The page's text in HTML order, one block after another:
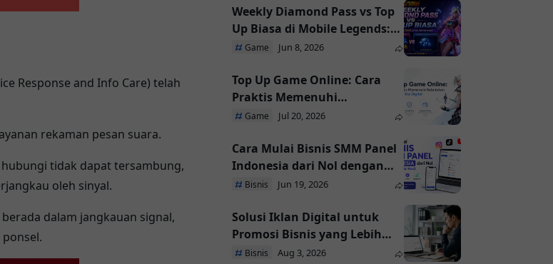
Response and Info Care) telah
rekaman pesan suara.
hubungi tidak dapat tersambung,
oleh sinyal.
dalam jangkauan signal,
Weekly Diamond Pass vs Top
Up Biasa di Mobile Legends:
Mana yang Paling
Game Jun 8, 2026
Top Up Game Online: Cara
Praktis Memenuhi
Kebutuhan Pemain di Era
Game Jul 20, 2026
Cara Mulai Bisnis SMM Panel
Indonesia dari Nol dengan
Modal Kecil
Bisnis Jun 19, 2026
Solusi Iklan Digital untuk
Promosi Bisnis yang Lebih
Efektif
Bisnis Aug 3, 2026